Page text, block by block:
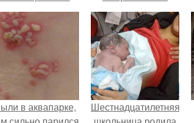
личной жизни.
старый шифоньер!!!
Из него легко
можно сделать
шкаф купе
в аквапарке,
Шестнадцатилетняя